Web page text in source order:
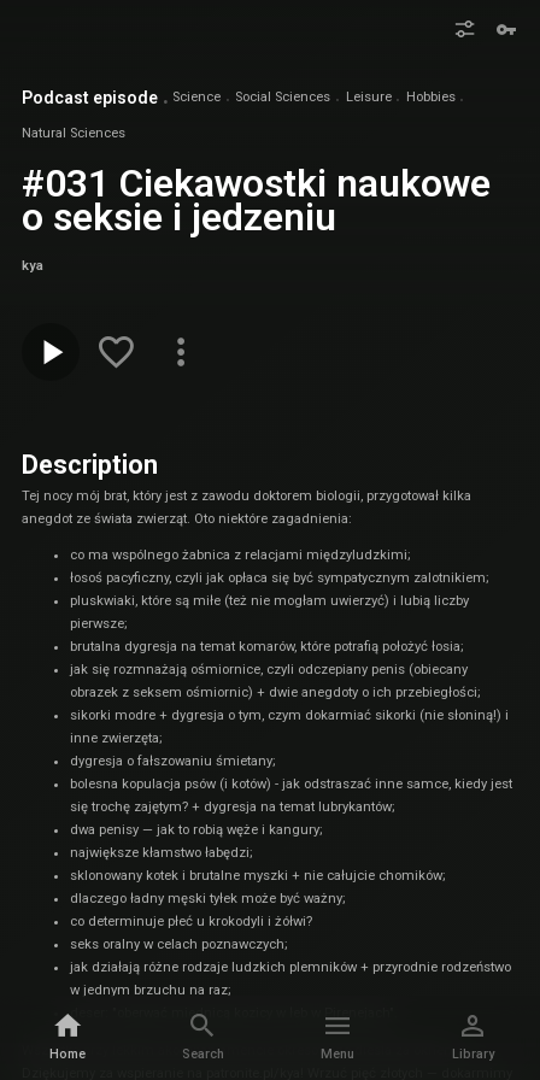
Home Search Menu Library
Podcast episode Science Social Sciences Leisure Hobbies
Natural Sciences
#031 Ciekawostki naukowe
o seksie i jedzeniu
kya
Description
Tej nocy mój brat, który jest z zawodu doktorem biologii, przygotował kilka
anegdot ze świata zwierząt. Oto niektóre zagadnienia:
co ma wspólnego żabnica z relacjami międzyludzkimi;
łosoś pacyficzny, czyli jak opłaca się być sympatycznym zalotnikiem;
pluskwiaki, które są miłe (też nie mogłam uwierzyć) i lubią liczby
pierwsze;
brutalna dygresja na temat komarów, które potrafią położyć łosia;
jak się rozmnażają ośmiornice, czyli odczepiany penis (obiecany
obrazek z seksem ośmiornic) + dwie anegdoty o ich przebiegłości;
sikorki modre + dygresja o tym, czym dokarmiać sikorki (nie słoniną!) i
inne zwierzęta;
dygresja o fałszowaniu śmietany;
bolesna kopulacja psów (i kotów) - jak odstraszać inne samce, kiedy jest
się trochę zajętym? + dygresja na temat lubrykantów;
dwa penisy — jak to robią węże i kangury;
największe kłamstwo łabędzi;
sklonowany kotek i brutalne myszki + nie całujcie chomików;
dlaczego ładny męski tyłek może być ważny;
co determinuje płeć u krokodyli i żółwi?
seks oralny w celach poznawczych;
jak działają różne rodzaje ludzkich plemników + przyrodnie rodzeństwo
w jednym brzuchu na raz;
deser: "oberwać miednicą kozicy w łeb w Pirenejach".
Wszystko przy lekkim akompaniamencie okresowego diesla za oknem.